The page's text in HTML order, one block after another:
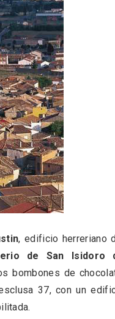
, edificio herreriano
de San Isidoro
bombones de
37, con un
Morcilla de Burgos
en el Salón
marzo, vuelve la
de la
de Soria